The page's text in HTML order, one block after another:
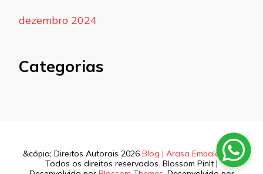
dezembro 2024
Categorias
&cópia; Direitos Autorais 2026 Blog | Arasa Embalagens.
Todos os direitos reservados. Blossom PinIt |